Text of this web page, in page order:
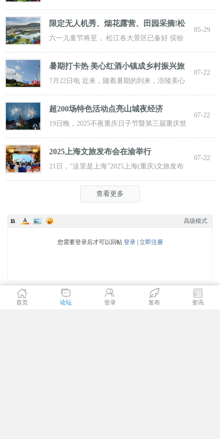
步“复苏” 粉白嫣红的花朵浮于水面 趁花期正
限定无人机秀、烟花露营、田园采摘!松
江遛
六一儿童节将至， 松江各大景区已备好 缤纷
活动与超值福利， 从主题乐土到田园乡野，
05-29
暑期打卡热 美心红酒小镇成乡村振兴旅
游新
7月22日电 近来，随着暑期的到来，涪陵美心
红酒小镇迎来了大批游客前来打卡，
07-22
超200场特色活动点亮山城夜经济
19日晚，2025不夜重庆日子节暨第三届重庆世
界啤酒文化节发动活动在重庆市九龙坡
07-22
2025上海文旅发布会在渝举行
21日，“这里是上海”2025上海(重庆)文旅发布
会在渝举行，全方位展示上海文旅
07-22
查看更多
高级模式
您需要登录后才可以回帖 登录| 立即注册
发表回复 发新帖 返回列表
首页 论坛 登录 发布 资讯